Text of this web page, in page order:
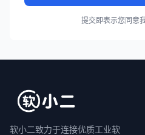
提交即表示您同意
软小二致力于连接优质工业软